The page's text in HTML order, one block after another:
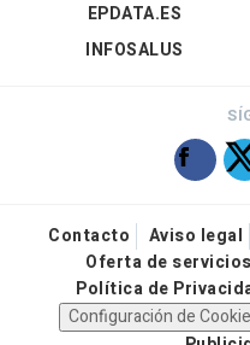
EPDATA.ES
INFOSALUS
Contacto Aviso legal
Oferta de servicios
Política de
Configuración de